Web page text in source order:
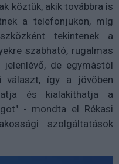
köztük, akik továbbra is
a telefonjukon, míg
tekintenek a
szabható, rugalmas
de egymástól
választ, így a jövőben
és kialakíthatja a
- mondta el Rékasi
szolgáltatások